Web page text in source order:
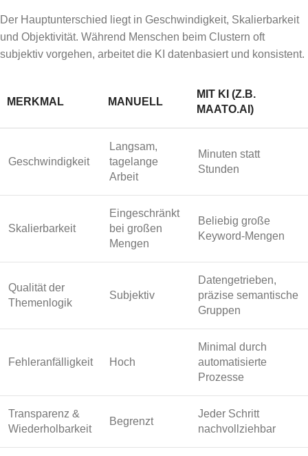
Der Hauptunterschied liegt in Geschwindigkeit, Skalierbarkeit
und Objektivität. Während Menschen beim Clustern oft
subjektiv vorgehen, arbeitet die KI datenbasiert und konsistent.
MERKMAL MANUELL
MIT KI (Z.B.
MAATO.AI)
Geschwindigkeit
Langsam,
tagelange
Arbeit
Minuten statt
Stunden
Skalierbarkeit
Eingeschränkt
bei großen
Mengen
Beliebig große
Keyword-Mengen
Qualität der
Themenlogik
Subjektiv
Datengetrieben,
präzise semantische
Gruppen
Fehleranfälligkeit Hoch
Minimal durch
automatisierte
Prozesse
Transparenz &
Wiederholbarkeit
Begrenzt
Jeder Schritt
nachvollziehbar